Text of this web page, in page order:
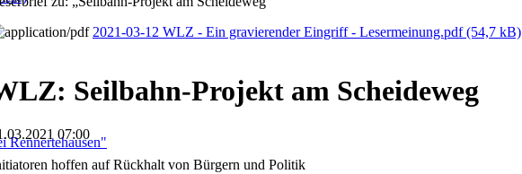
Rennertehausen"
2021-03-12 WLZ - Ein gravierender Eingriff - Lesermeinung.pdf(54,7 kB)
Seilbahn-Projekt am Scheideweg
07:00
hoffen auf Rückhalt von Bürgern und Politik